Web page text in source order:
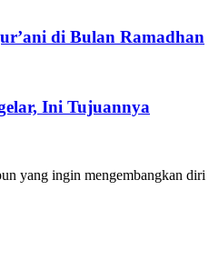
di Bulan Ramadhan
Ini Tujuannya
yang ingin mengembangkan